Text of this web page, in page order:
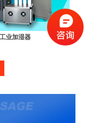
业加湿器